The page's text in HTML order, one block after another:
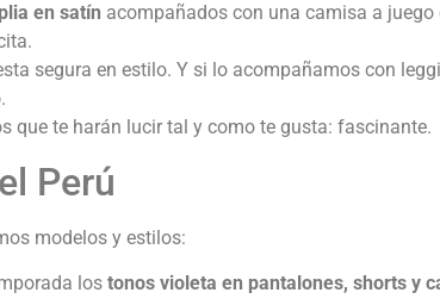
en satín acompañados con una camisa a juego
segura en estilo. Y si lo acompañamos con
que te harán lucir tal y como te gusta: fascinante.
Perú
modelos y estilos:
los tonos violeta en pantalones, shorts y